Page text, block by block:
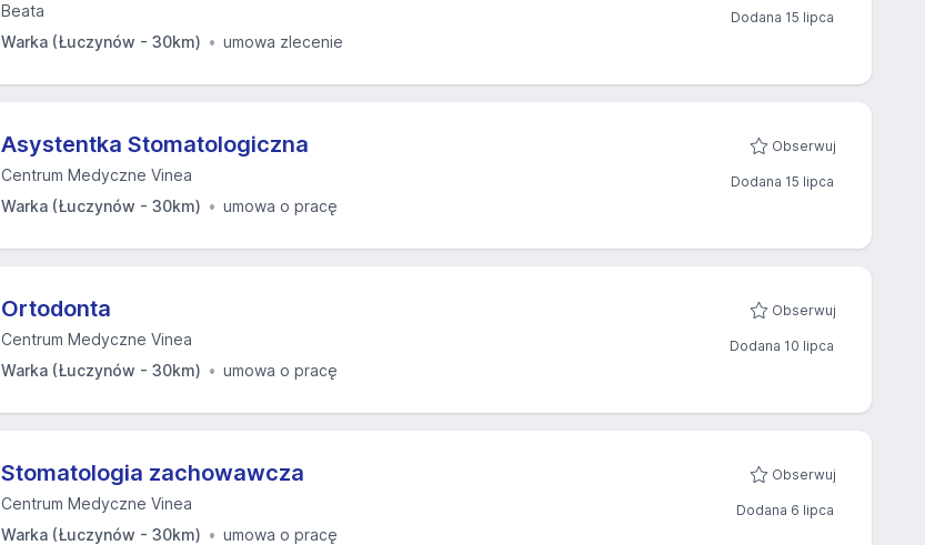
Beata
Warka (Łuczynów - 30km)
umowa zlecenie
Dodana 15 lipca
Asystentka Stomatologiczna
Centrum Medyczne Vinea
Warka (Łuczynów - 30km)
umowa o pracę
Obserwuj
Dodana 15 lipca
Ortodonta
Centrum Medyczne Vinea
Warka (Łuczynów - 30km)
umowa o pracę
Obserwuj
Dodana 10 lipca
Stomatologia zachowawcza
Centrum Medyczne Vinea
Warka (Łuczynów - 30km)
umowa o pracę
Obserwuj
Dodana 6 lipca